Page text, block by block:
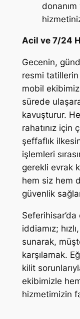
Acil ve 7/24
Gecenin,
resmi
mobil
sürede
kavuşturur.
rahatınız için
şeffaflık
işlemleri
gerekli evrak
hem siz hem
güvenlik
iddiamız;
sunarak,
karşılamak.
kilit
ekibimizle
hizmetimizin